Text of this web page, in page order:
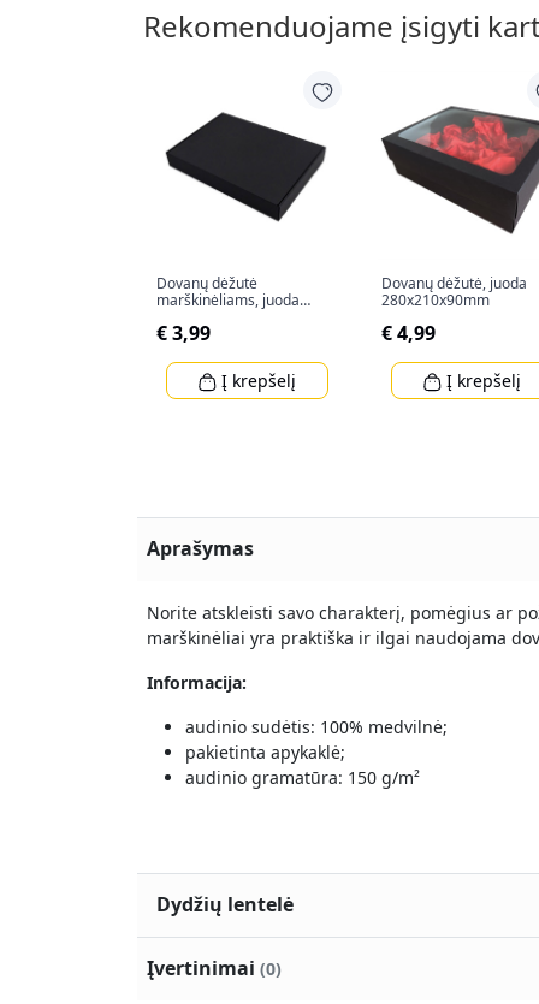
Rekomenduojame įsigyti
Dovanų dėžutė
marškinėliams, juoda
€ 3,99
Į krepšelį
Dovanų dėžutė, juoda
280x210x90mm
€ 4,99
Į krepšelį
Aprašymas
Norite atskleisti savo charakterį, pomėgius ar
marškinėliai yra praktiška ir ilgai naudojama
Informacija:
audinio sudėtis: 100% medvilnė;
pakietinta apykaklė;
audinio gramatūra: 150 g/m²
Dydžių lentelė
Įvertinimai (0)